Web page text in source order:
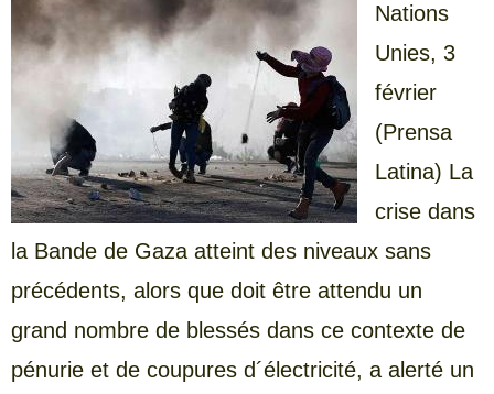
Nations
Unies, 3
février
(Prensa
Latina) La
crise dans
la Bande de Gaza atteint des niveaux sans
précédents, alors que doit être attendu un
grand nombre de blessés dans ce contexte de
pénurie et de coupures d´électricité, a alerté un